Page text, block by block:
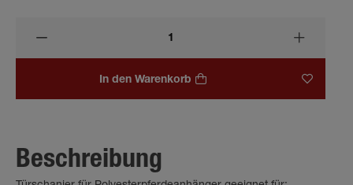
In den Warenkorb
Beschreibung